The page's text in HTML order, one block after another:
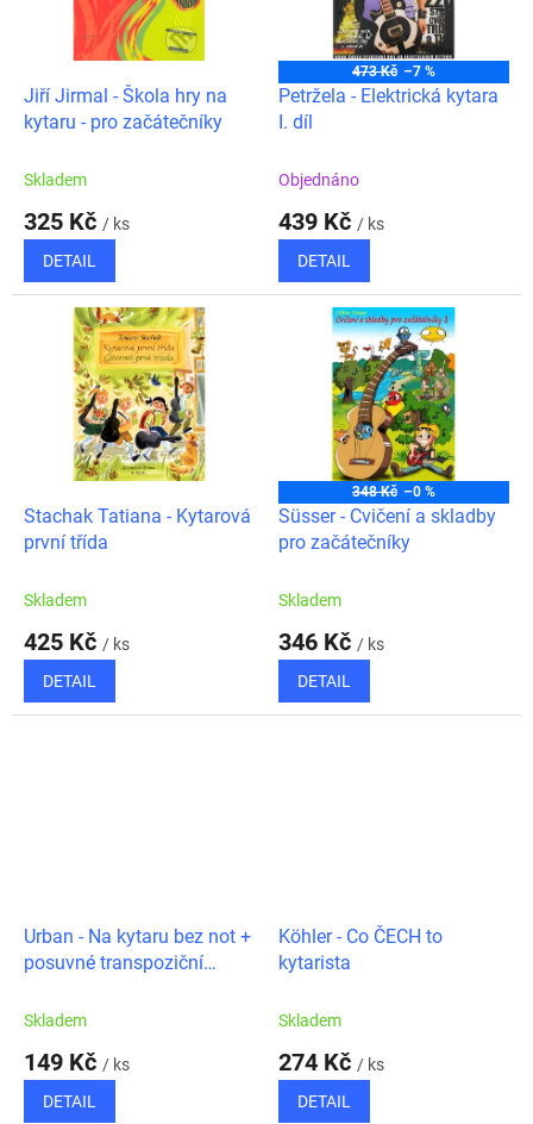
Jiří Jirmal - Škola hry na
kytaru - pro začátečníky
Skladem
325 Kč / ks
DETAIL
473 Kč –7 %
Petržela - Elektrická kytara
I. díl
Objednáno
439 Kč / ks
DETAIL
Stachak Tatiana - Kytarová
první třída
Skladem
425 Kč / ks
DETAIL
348 Kč –0 %
Süsser - Cvičení a skladby
pro začátečníky
Skladem
346 Kč / ks
DETAIL
Urban - Na kytaru bez not +
posuvné transpoziční
Skladem
149 Kč / ks
DETAIL
Köhler - Co ČECH to
kytarista
Skladem
274 Kč / ks
DETAIL